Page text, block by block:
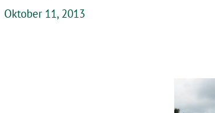
Oktober 11, 2013